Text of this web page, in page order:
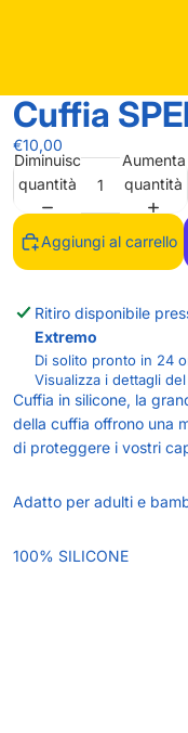
Cuffia
€10,00
Diminuisci
quantità
Aumenta
quantità
Aggiungi al carrello
Ritiro disponibile
Extremo
Di solito pronto in 24
Visualizza i dettagli
Cuffia in silicone, la
della cuffia offrono una
di proteggere i vostri
Adatto per adulti e
100% SILICONE